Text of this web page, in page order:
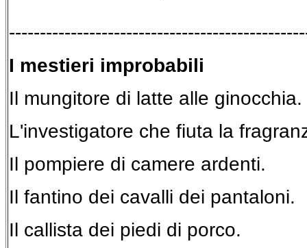
I mestieri improbabili
Il mungitore di latte alle ginocchia.
L'investigatore che fiuta la
Il pompiere di camere ardenti.
Il fantino dei cavalli dei pantaloni.
Il callista dei piedi di porco.